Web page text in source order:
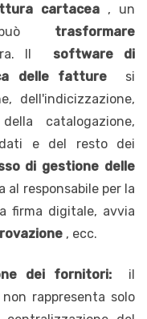
cartacea, un
può trasformare
Il
software di
delle fatture si
dell'indicizzazione,
catalogazione,
e del resto dei
di gestione delle
al responsabile per la
firma digitale, avvia
, ecc.
dei fornitori:il
rappresenta solo